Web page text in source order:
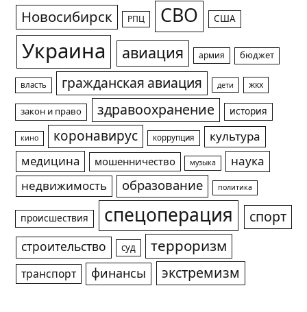
Новосибирск РПЦ СВО США
Украина авиация армия бюджет
власть гражданская авиация дети жкх
закон и право здравоохранение история
кино коронавирус коррупция
культура
медицина
мошенничество музыка
наука
недвижимость
образование политика
происшествия спецоперация спорт
строительство суд терроризм
транспорт финансы экстремизм